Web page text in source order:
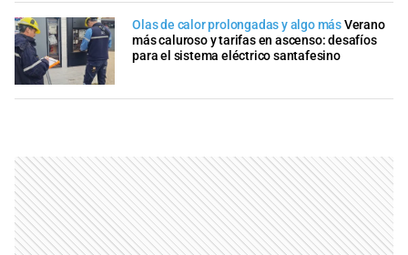
Olas de calor prolongadas y algo másVerano
más caluroso y tarifas en ascenso: desafíos
para el sistema eléctrico santafesino